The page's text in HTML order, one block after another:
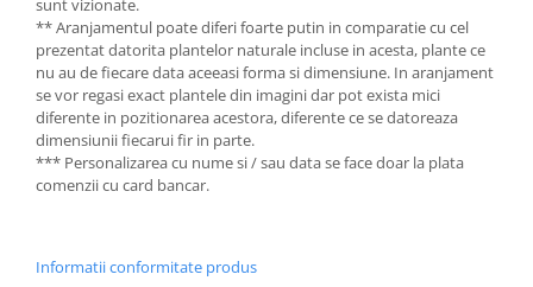
sunt vizionate.
** Aranjamentul poate diferi foarte putin in comparatie cu cel
prezentat datorita plantelor naturale incluse in acesta, plante ce
nu au de fiecare data aceeasi forma si dimensiune. In aranjament
se vor regasi exact plantele din imagini dar pot exista mici
diferente in pozitionarea acestora, diferente ce se datoreaza
dimensiunii fiecarui fir in parte.
*** Personalizarea cu nume si / sau data se face doar la plata
comenzii cu card bancar.
Informatii conformitate produs